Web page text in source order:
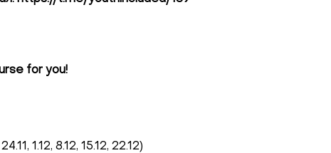
for you!
1.12, 8.12, 15.12, 22.12)